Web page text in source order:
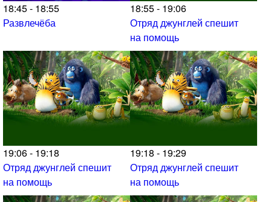
18:45 - 18:55
Развлечёба
18:55 - 19:06
Отряд джунглей спешит
на помощь
19:06 - 19:18
Отряд джунглей спешит
на помощь
19:18 - 19:29
Отряд джунглей спешит
на помощь